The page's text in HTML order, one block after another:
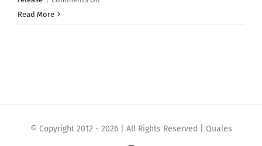
sollicitudin
Read More
© Copyright 2012 - 2026 | All Rights Reserved | Quales